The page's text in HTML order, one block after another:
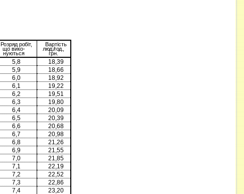
Розряд робіт,
що вико-
нуються
Вартість
люд./год.,
грн.
5,8
18,39
5,9
18,66
6,0
18,92
6,1
19,22
6,2
19,51
6,3
19,80
6,4
20,09
6,5
20,39
6,6
20,68
6,7
20,98
6,8
21,26
6,9
21,55
7,0
21,85
7,1
22,19
7,2
22,52
7,3
22,86
7,4 23,20